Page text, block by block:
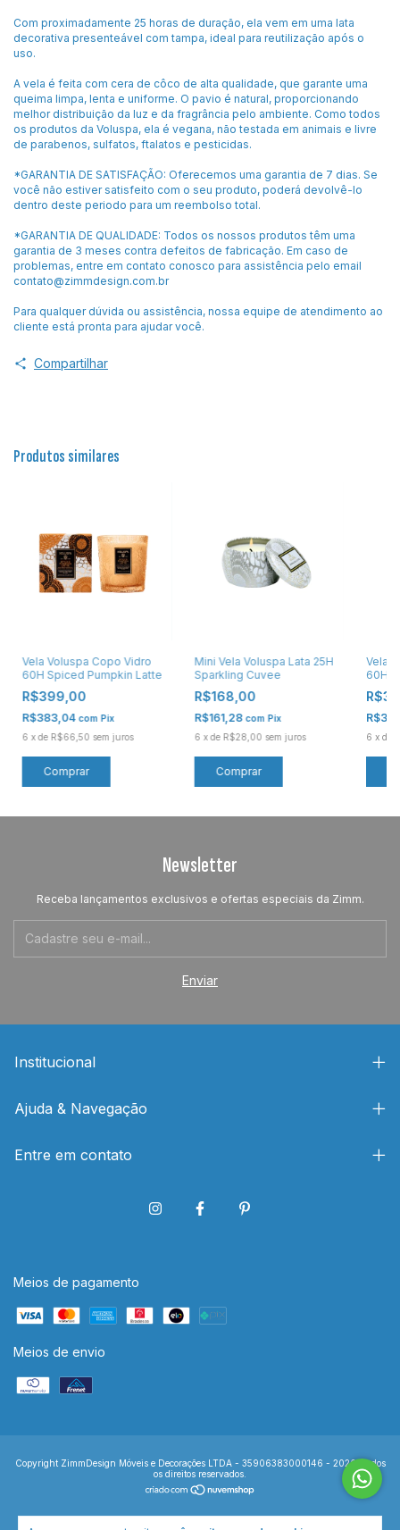
Com proximadamente 25 horas de duração, ela vem em uma lata
decorativa presenteável com tampa, ideal para reutilização após o
uso.
A vela é feita com cera de côco de alta qualidade, que garante uma
queima limpa, lenta e uniforme. O pavio é natural, proporcionando
melhor distribuição da luz e da fragrância pelo ambiente. Como todos
os produtos da Voluspa, ela é vegana, não testada em animais e livre
de parabenos, sulfatos, ftalatos e pesticidas.
*GARANTIA DE SATISFAÇÃO: Oferecemos uma garantia de 7 dias. Se
você não estiver satisfeito com o seu produto, poderá devolvê-lo
dentro deste periodo para um reembolso total.
*GARANTIA DE QUALIDADE: Todos os nossos produtos têm uma
garantia de 3 meses contra defeitos de fabricação. Em caso de
problemas, entre em contato conosco para assistência pelo email
contato@zimmdesign.com.br
Para qualquer dúvida ou assistência, nossa equipe de atendimento ao
cliente está pronta para ajudar você.
Compartilhar
Produtos similares
Vela Voluspa Copo Vidro
60H Spiced Pumpkin Latte
R$399,00
R$383,04 com Pix
6 xde R$66,50 sem juros
Mini Vela Voluspa Lata 25H
Sparkling Cuvee
R$168,00
R$161,28 com Pix
6 xde R$28,00 sem juros
Vela
60H
6 x de
Newsletter
Receba lançamentos exclusivos e ofertas especiais da Zimm.
Institucional
Ajuda & Navegação
Entre em contato
Meios de pagamento
Meios de envio
Copyright ZimmDesign Móveis e Decorações LTDA - 35906383000146 - 2026. Todos
os direitos reservados.